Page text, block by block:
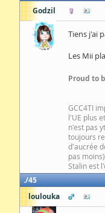
Godzil
Tiens j'ai
Les Mii
Proud to
GCC4TI
l'UE plus
n'est pas
toujours
d'aucrée
pas moins)
Stalin est
45
loulouka